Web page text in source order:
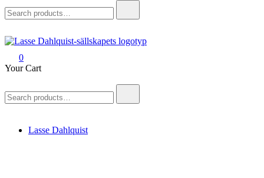
for:
Lasse Dahlquist-sällskapet
Allt om Lasse Dahlquist – kompositör, musiker, artist, kåsör och
skådespelare
0
Your Cart
for:
Lasse Dahlquist